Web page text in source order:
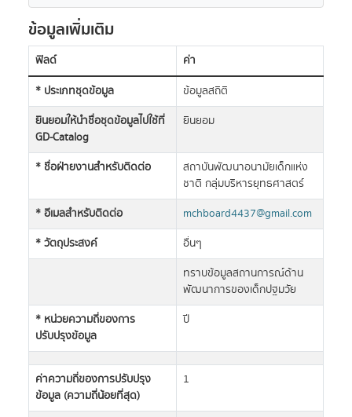
ข้อมูลเพิ่มเติม
ฟิลด์
ค่า
* ประเภทชุดข้อมูล
ข้อมูลสถิติ
ยินยอมให้นำชื่อชุดข้อมูลไปใช้ที่
GD-Catalog
ยินยอม
* ชื่อฝ่ายงานสำหรับติดต่อ
สถาบันพัฒนาอนามัยเด็กแห่ง
ชาติ กลุ่มบริหารยุทธศาสตร์
* อีเมลสำหรับติดต่อ
mchboard4437@gmail.com
* วัตถุประสงค์
อื่นๆ
ทราบข้อมูลสถานการณ์ด้าน
พัฒนาการของเด็กปฐมวัย
* หน่วยความถี่ของการ
ปรับปรุงข้อมูล
ปี
ค่าความถี่ของการปรับปรุง
ข้อมูล (ความถี่น้อยที่สุด)
1